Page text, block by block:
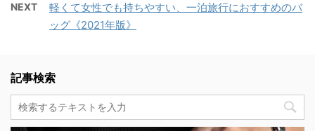
NEXT
軽くて女性でも持ちやすい、一泊旅行におすすめのバ
ッグ《2021年版》
記事検索